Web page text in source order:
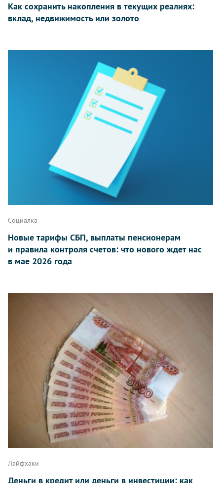
Как сохранить накопления в текущих реалиях:
вклад, недвижимость или золото
Социалка
Новые тарифы СБП, выплаты пенсионерам
и правила контроля счетов: что нового ждет нас
в мае 2026 года
Лайфхаки
Деньги в кредит или деньги в инвестиции: как